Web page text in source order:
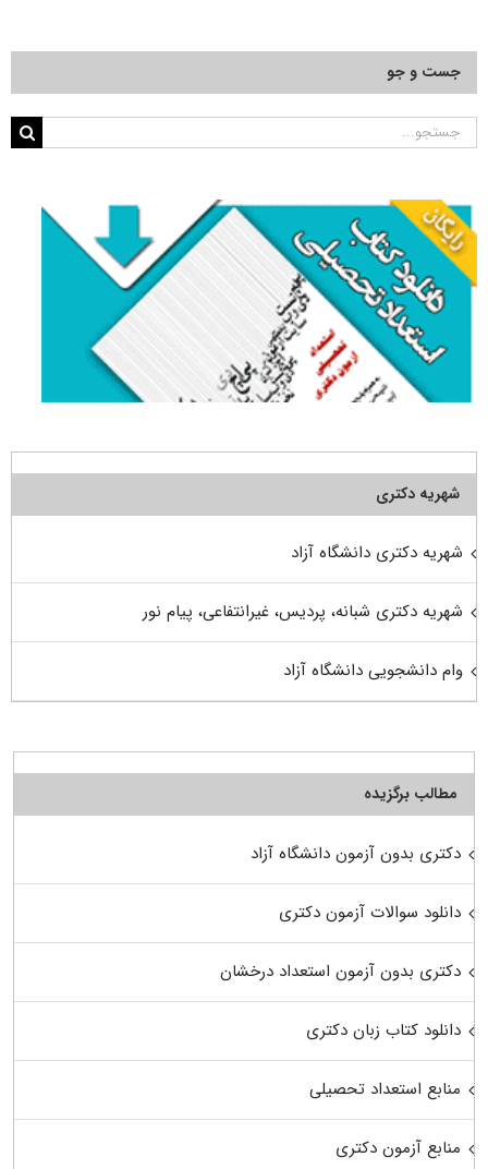
جست و جو
جستجو
شهریه دکتری
شهریه دکتری دانشگاه آزاد
شهریه دکتری شبانه، پردیس، غیرانتفاعی، پیام نور
وام دانشجویی دانشگاه آزاد
مطالب برگزیده
دکتری بدون آزمون دانشگاه آزاد
دانلود سوالات آزمون دکتری
دکتری بدون آزمون استعداد درخشان
دانلود کتاب زبان دکتری
منابع استعداد تحصیلی
منابع آزمون دکتری